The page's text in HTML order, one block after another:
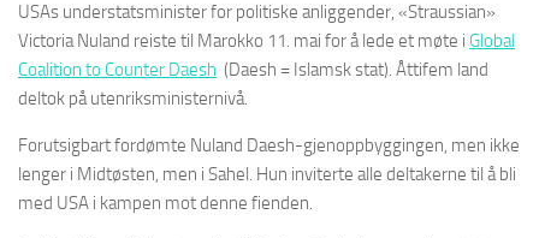
USAs understatsminister for politiske anliggender, «Straussian»
Victoria Nuland reiste til Marokko 11. mai for å lede et møte i Global
Coalition to Counter Daesh (Daesh = Islamsk stat). Åttifem land
deltok på utenriksministernivå.
Forutsigbart fordømte Nuland Daesh-gjenoppbyggingen, men ikke
lenger i Midtøsten, men i Sahel. Hun inviterte alle deltakerne til å bli
med USA i kampen mot denne fienden.